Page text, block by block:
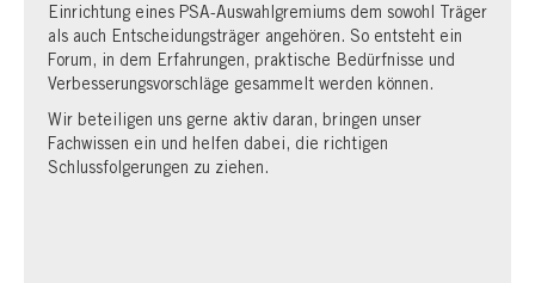
Einrichtung eines PSA‑Auswahlgremiums dem sowohl Träger
als auch Entscheidungsträger angehören. So entsteht ein
Forum, in dem Erfahrungen, praktische Bedürfnisse und
Verbesserungsvorschläge gesammelt werden können.
Wir beteiligen uns gerne aktiv daran, bringen unser
Fachwissen ein und helfen dabei, die richtigen
Schlussfolgerungen zu ziehen.